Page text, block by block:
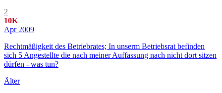
2
10K
Apr 2009
Rechtmäßigkeit des Betriebrates; In unserm Betriebsrat befinden
sich 5 Angestellte die nach meiner Auffassung nach nicht dort sitzen
dürfen - was tun?
Älter